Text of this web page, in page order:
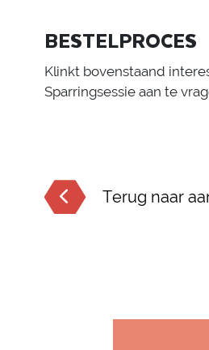
BESTELPROCES
Klinkt bovenstaand
Sparringsessie aan te
Terug naar